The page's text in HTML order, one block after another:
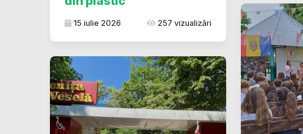
15 iulie 2026 257 vizualizări